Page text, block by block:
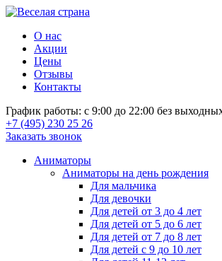
О нас
Акции
Цены
Отзывы
Контакты
График работы: с 9:00 до 22:00 без
+7 (495) 230 25 26
Заказать звонок
Аниматоры
Аниматоры на день рождения
Для мальчика
Для девочки
Для детей от 3 до 4 лет
Для детей от 5 до 6 лет
Для детей от 7 до 8 лет
Для детей с 9 до 10 лет